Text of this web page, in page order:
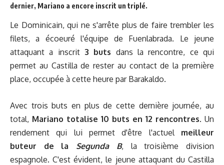
dernier, Mariano a encore inscrit un triplé.
Le Dominicain, qui ne s'arrête plus de faire trembler les
filets, a écoeuré l'équipe de Fuenlabrada. Le jeune
attaquant a inscrit 3 buts dans la rencontre, ce qui
permet au Castilla de rester au contact de la première
place, occupée à cette heure par Barakaldo.
Avec trois buts en plus de cette dernière journée, au
total, Mariano totalise 10 buts en 12 rencontres. Un
rendement qui lui permet d'être l'actuel meilleur
buteur de la Segunda B, la troisième division
espagnole. C'est évident, le jeune attaquant du Castilla